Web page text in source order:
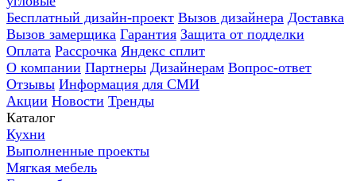
Бесплатный дизайн-проект Вызов дизайнера Доставка
Вызов замерщика Гарантия Защита от подделки
Оплата Рассрочка Яндекс сплит
О компании Партнеры Дизайнерам Вопрос-ответ
Отзывы Информация для СМИ
Акции Новости Тренды
Каталог
Кухни
Выполненные проекты
Мягкая мебель